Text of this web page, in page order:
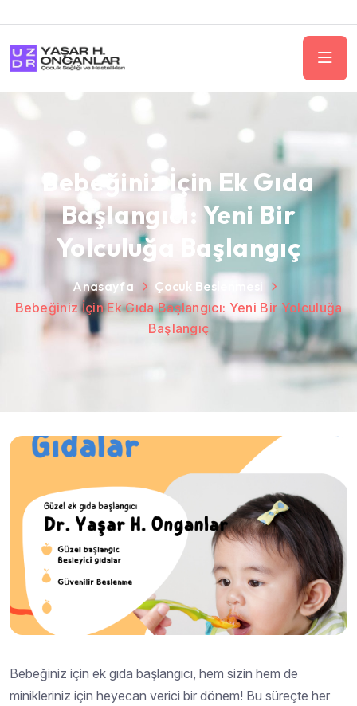
Bebeğiniz İçin Ek Gıda
Başlangıcı: Yeni Bir
Yolculuğa Başlangıç
Anasayfa
Çocuk Beslenmesi
Bebeğiniz İçin Ek Gıda Başlangıcı: Yeni Bir Yolculuğa
Başlangıç
Bebeğiniz için ek gıda başlangıcı, hem sizin hem de
minikleriniz için heyecan verici bir dönem! Bu süreçte her